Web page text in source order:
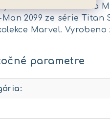
z komiksového
2099 ze série
Marvel.
parametre
: